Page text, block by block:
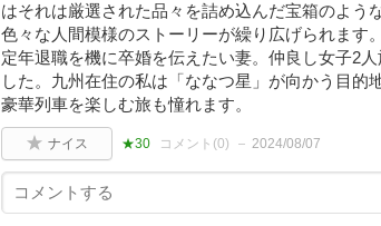
はそれは厳選された品々を詰め込んだ宝箱のよう
色々な人間模様のストーリーが繰り広げられます
定年退職を機に卒婚を伝えたい妻。仲良し女子2
した。九州在住の私は「ななつ星」が向かう目的
豪華列車を楽しむ旅も憧れます。
ナイス ★30 コメント(0) 2024/08/07